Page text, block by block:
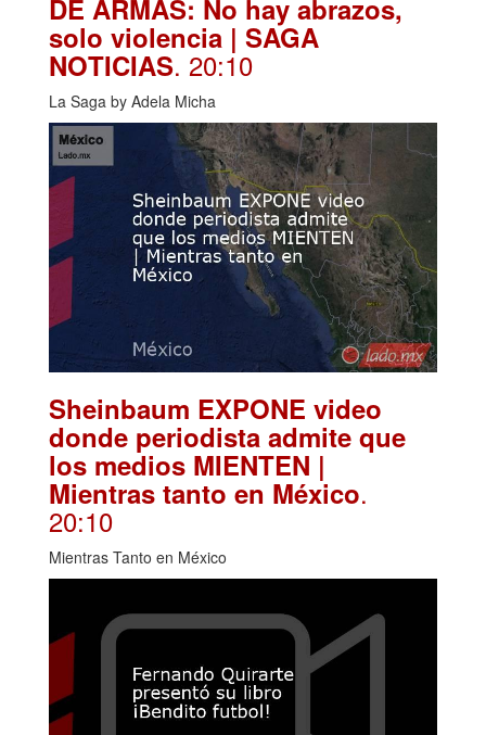
DE ARMAS: No hay abrazos,
solo violencia | SAGA
NOTICIAS. 20:10
La Saga by Adela Micha
Sheinbaum EXPONE video
donde periodista admite que
los medios MIENTEN |
Mientras tanto en México.
20:10
Mientras Tanto en México